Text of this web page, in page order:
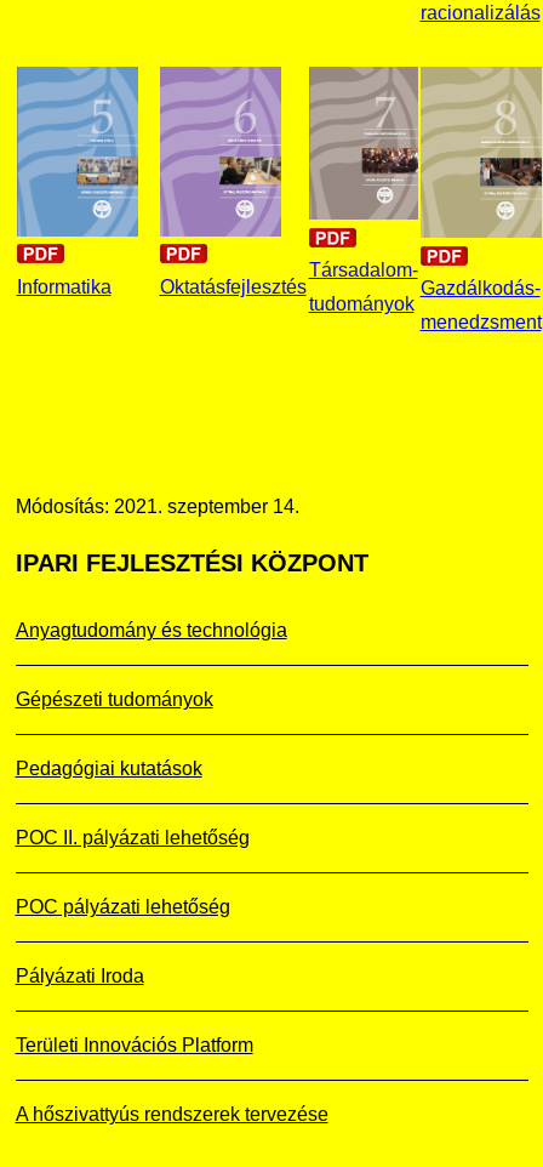
racionalizálás
Informatika Oktatásfejlesztés
Társadalom-
tudományok
Gazdálkodás-
menedzsment
Módosítás: 2021. szeptember 14.
IPARI FEJLESZTÉSI KÖZPONT
Anyagtudomány és technológia
Gépészeti tudományok
Pedagógiai kutatások
POC II. pályázati lehetőség
POC pályázati lehetőség
Pályázati Iroda
Területi Innovációs Platform
A hőszivattyús rendszerek tervezése